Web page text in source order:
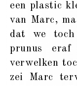
een plastic
van Marc,
dat we
prunus
verwelken
zei Marc